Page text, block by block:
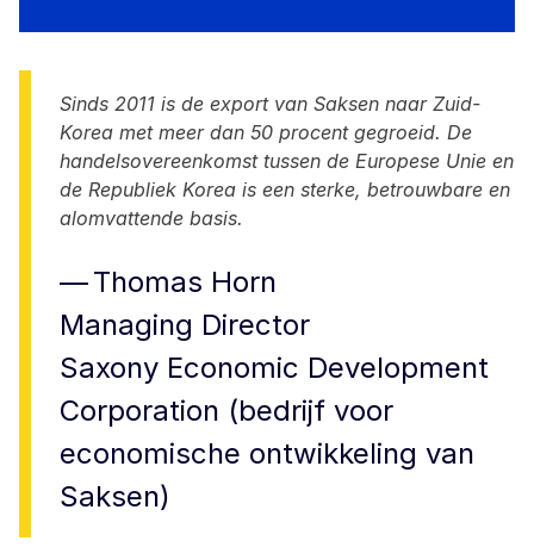
Sinds 2011 is de export van Saksen naar Zuid-
Korea met meer dan 50 procent gegroeid. De
handelsovereenkomst tussen de Europese Unie en
de Republiek Korea is een sterke, betrouwbare en
alomvattende basis.
Thomas Horn
Managing Director
Saxony Economic Development
Corporation (bedrijf voor
economische ontwikkeling van
Saksen)